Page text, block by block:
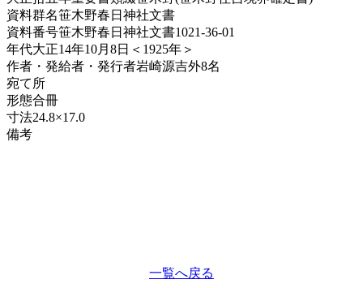
資料群名笹木野春日神社文書
資料番号笹木野春日神社文書1021-36-01
年代大正14年10月8日＜1925年＞
作者・発給者・発行者岩崎源吉外8名
宛て所
形態合冊
寸法24.8×17.0
備考
一覧へ戻る